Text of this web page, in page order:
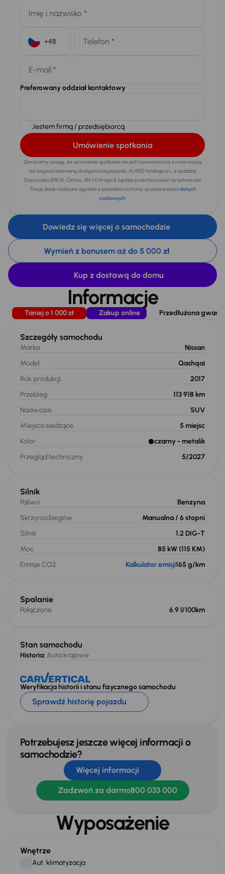
Imię i nazwisko *
Telefon *
E-mail *
Preferowany oddział kontaktowy
Jestem firmą / przedsiębiorcą
Umówienie spotkania
Zwracamy uwagę, że umówienie spotkania nie jest równoznaczne z rezerwacją
ani zagwarantowaną dostępnością pojazdu. AURES Holdings a.s., z siedzibą
Dopraváků 874/15, Čimice, 184 00 Praga 8, będzie przechowywać i przetwarzać
Twoje dane osobowe zgodnie z zasadami ochrony i przetwarzaniadanych
osobowych.
Dowiedz się więcej o samochodzie
Wymień z bonusem aż do 5 000 zł
Kup z dostawą do domu
Informacje
Taniej o 1 000 zł Zakup online Przedłużona
Szczegóły samochodu
Marka
Nissan
Model
Qashqai
Rok produkcji
2017
Przebieg
113 918 km
Nadwozie
SUV
Miejsca siedzące
5 miejsc
Kolor
czarny - metalik
Przegląd techniczny
5/2027
Stan samochodu
Historia: Auta krajowe
Weryfikacja historii i stanu fizycznego samochodu
Sprawdź historię pojazdu
Silnik
Paliwo
Benzyna
Skrzynia biegów
Manualna / 6 stopni
Silnik
1.2 DIG-T
Moc
85 kW (115 KM)
Emisje CO2
Kalkulator emisji165 g/km
Spalanie
Połączone 6.9 l/100km
Potrzebujesz jeszcze więcej informacji o
samochodzie?
Więcej informacji
Zadzwoń za darmo800 033 000
Wyposażenie
Wnętrze
Aut. klimatyzacja